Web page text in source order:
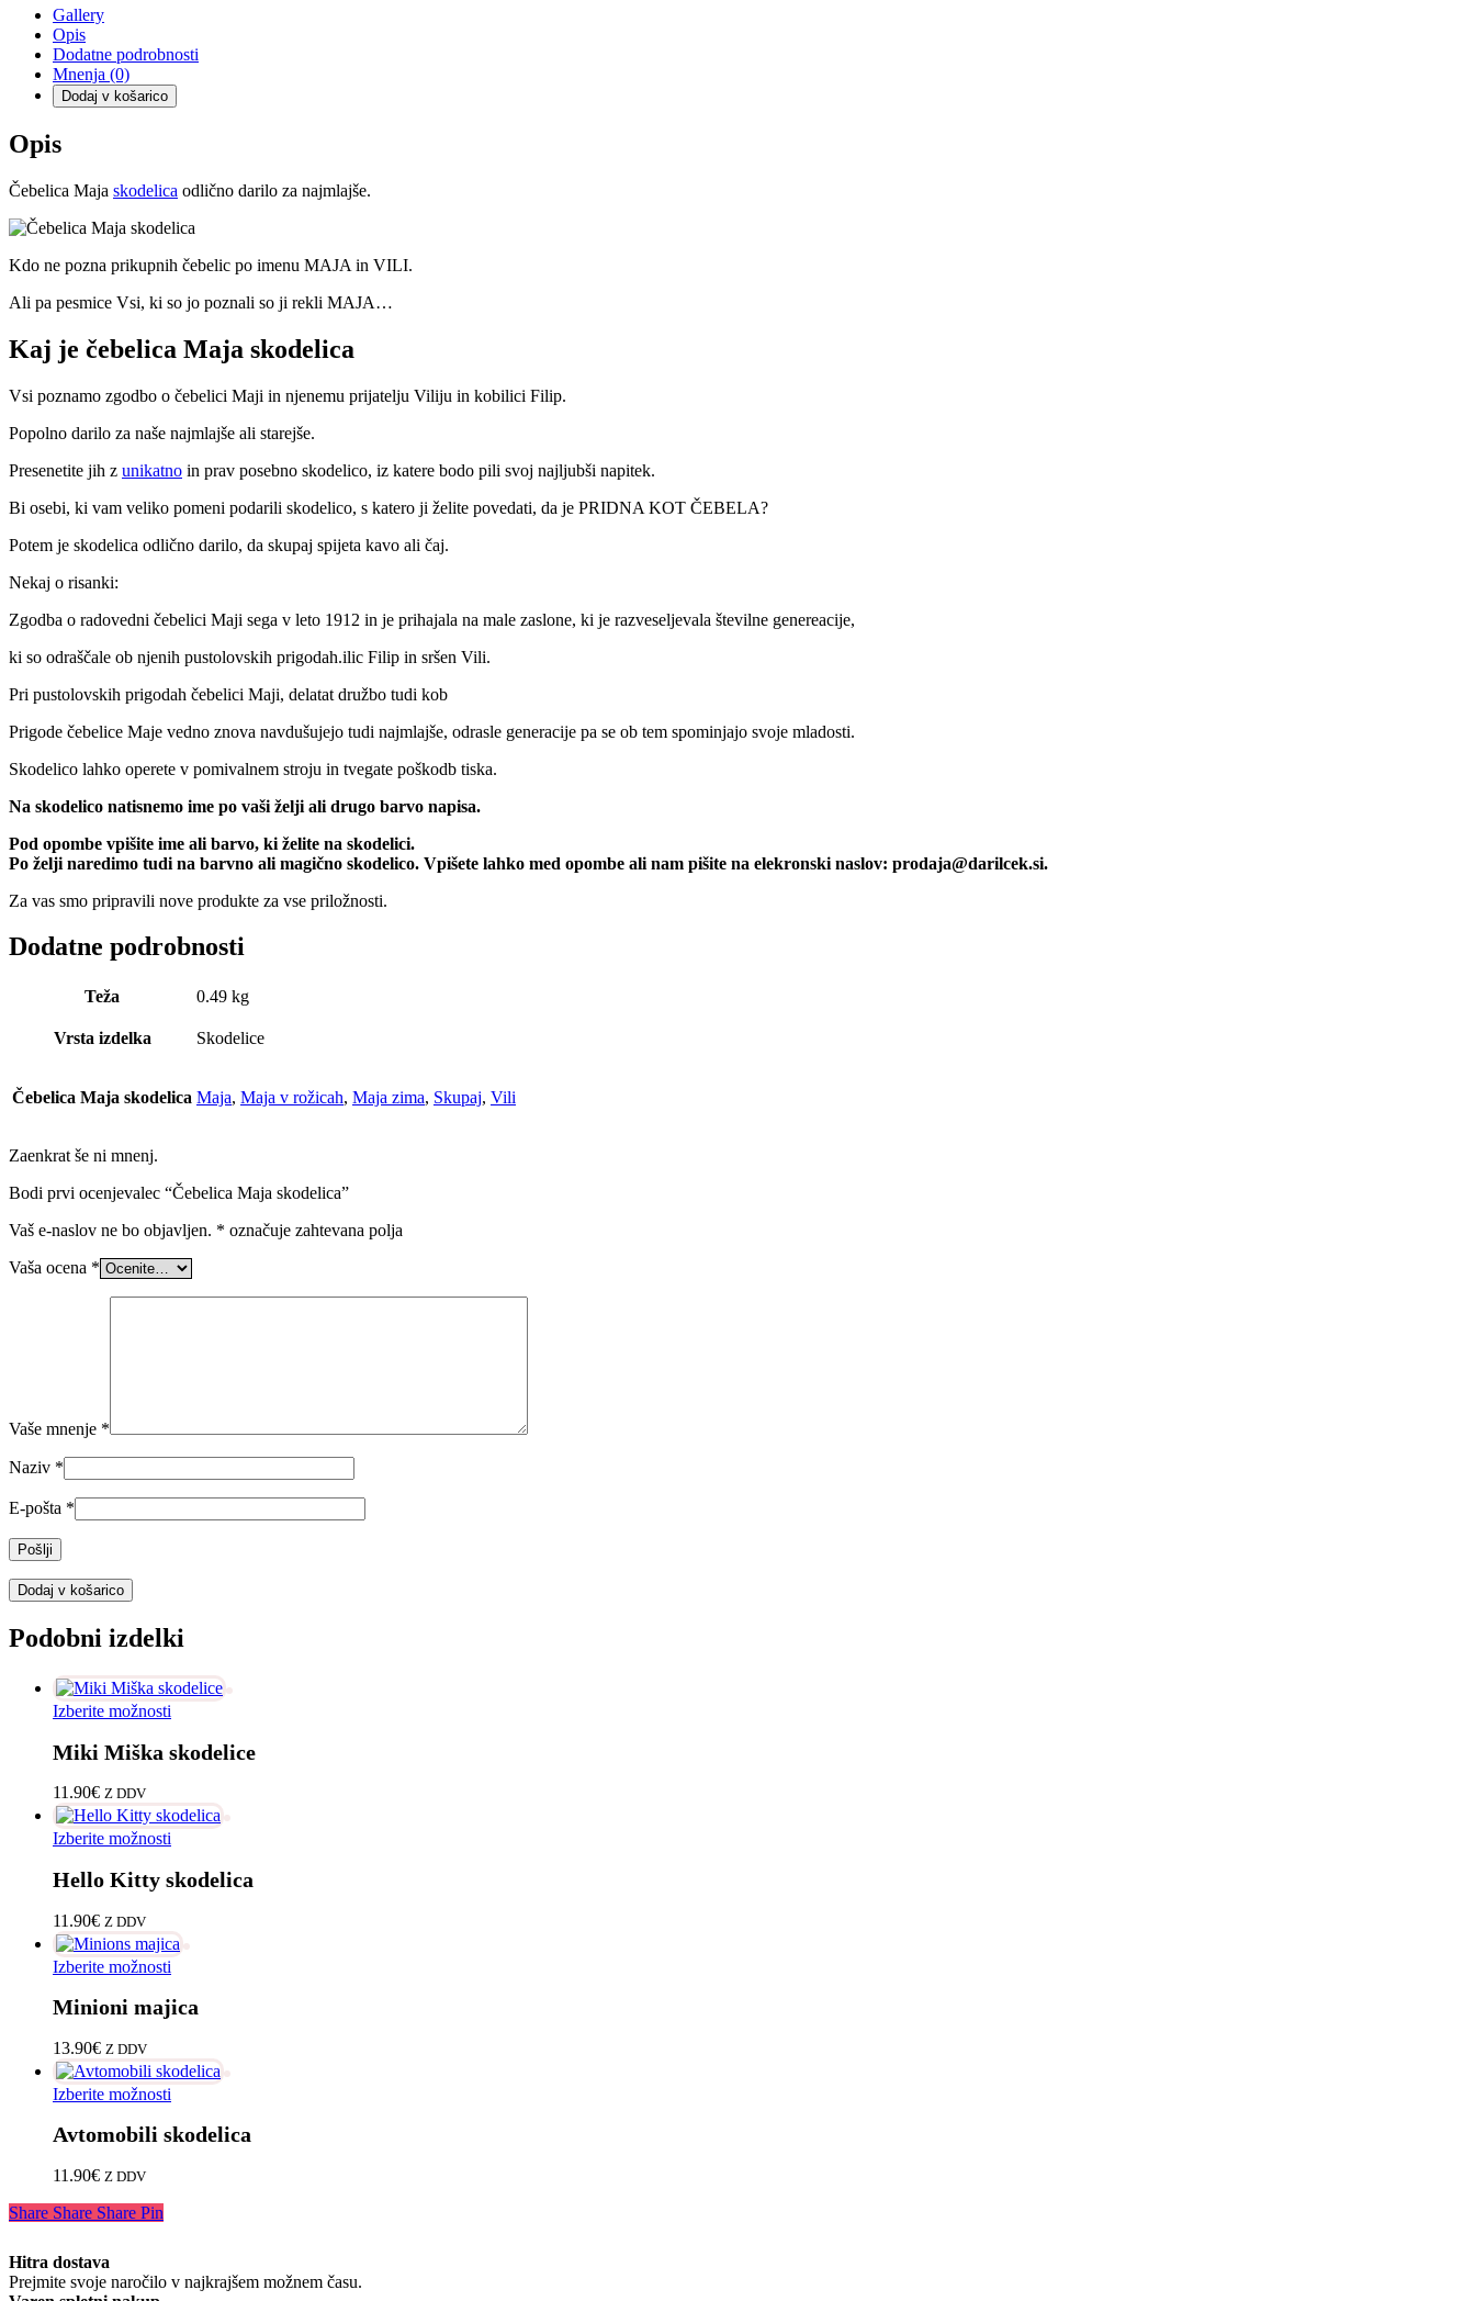
Gallery
Opis
Dodatne podrobnosti
Mnenja (0)
Dodaj v košarico
Opis
Čebelica Maja skodelica odlično darilo za najmlajše.
Kdo ne pozna prikupnih čebelic po imenu MAJA in VILI.
Ali pa pesmice Vsi, ki so jo poznali so ji rekli MAJA…
Kaj je čebelica Maja skodelica
Vsi poznamo zgodbo o čebelici Maji in njenemu prijatelju Viliju in kobilici Filip.
Popolno darilo za naše najmlajše ali starejše.
Presenetite jih z unikatno in prav posebno skodelico, iz katere bodo pili svoj najljubši napitek.
Bi osebi, ki vam veliko pomeni podarili skodelico, s katero ji želite povedati, da je PRIDNA KOT ČEBELA?
Potem je skodelica odlično darilo, da skupaj spijeta kavo ali čaj.
Nekaj o risanki:
Zgodba o radovedni čebelici Maji sega v leto 1912 in je prihajala na male zaslone, ki je razveseljevala številne genereacije,
ki so odraščale ob njenih pustolovskih prigodah.ilic Filip in sršen Vili.
Pri pustolovskih prigodah čebelici Maji, delatat družbo tudi kob
Prigode čebelice Maje vedno znova navdušujejo tudi najmlajše, odrasle generacije pa se ob tem spominjajo svoje mladosti.
Skodelico lahko operete v pomivalnem stroju in tvegate poškodb tiska.
Na skodelico natisnemo ime po vaši želji ali drugo barvo napisa.
Pod opombe vpišite ime ali barvo, ki želite na skodelici.
Po želji naredimo tudi na barvno ali magično skodelico. Vpišete lahko med opombe ali nam pišite na elekronski naslov: prodaja@darilcek.si.
Za vas smo pripravili nove produkte za vse priložnosti.
Dodatne podrobnosti
Teža 0.49 kg
Vrsta izdelka Skodelice
Čebelica Maja skodelica Maja, Maja v rožicah, Maja zima, Skupaj, Vili
Zaenkrat še ni mnenj.
Bodi prvi ocenjevalec “Čebelica Maja skodelica”
Vaš e-naslov ne bo objavljen. * označuje zahtevana polja
Vaša ocena *
Vaše mnenje *
Naziv *
E-pošta *
Dodaj v košarico
Podobni izdelki
Izberite možnosti
ima
Možnosti
lahko
izberete
na
strani
Miki Miška skodelice
11.90€ Z DDV
Izberite možnosti
ima
lahko
izberete
na
strani
Hello Kitty skodelica
11.90€ Z DDV
Izberite možnosti
ima
Možnosti
lahko
izberete
na
strani
Minioni majica
13.90€ Z DDV
Izberite možnosti
ima
izdelka
Avtomobili skodelica
11.90€ Z DDV
Share Share Share Pin
Hitra dostava
Prejmite svoje naročilo v najkrajšem možnem času.